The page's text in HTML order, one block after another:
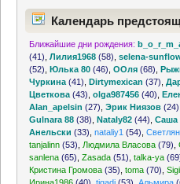
Календарь
Ближайшие дни рождения:
(41) ,Лилия1968 (58) ,selena-
(52) ,Юлька 80 (46) ,ООля (68) ,
Чуркина (41) ,Dirtymexican (37) ,
Цветкова (43) ,olga987456 (40) ,
Alan_apelsin (27) ,Эрик Ниязов (24)
Gulnara 88 (38) ,Nataly82 (44) ,Саша
Анельски (33) ,nataliy1 (54) ,
tanjalinn (53) Людмила Власова (79) ,
sanlena (65) ,Zasada (51) ,talka-ya
Кристина Громова (35) ,toma (70) ,